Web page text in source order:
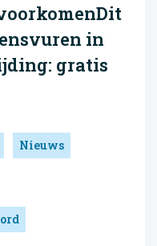
in
gratis
Nieuws